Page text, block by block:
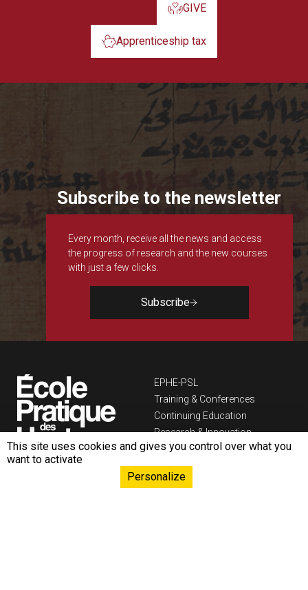
GIVE
Apprenticeship tax
Subscribe to the newsletter
Every month, receive all the news and access
the progress of research and the new courses
with just a few clicks.
Subscribe
Navigation
EPHE-PSL
Training & Conferences
Continuing Education
Research & Innovation
International
Resources & knowledge
Donorship & Endowment
This site uses cookies and gives you control over what you
want to activate
Personalize